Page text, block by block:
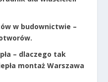
w budownictwie –
– dlaczego tak
montaż Warszawa